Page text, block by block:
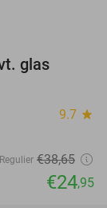
glas
9.7 star
Regulier €38,65
€24,95